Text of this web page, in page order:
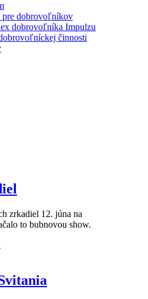
pre dobrovoľníkov
dobrovoľníka Impulzu
činnosti
zrkadiel 12. júna na
to bubnovou show.